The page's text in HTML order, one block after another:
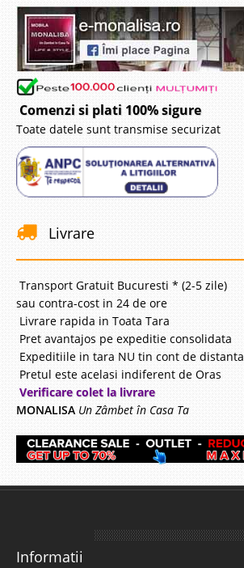
Comenzi si plati 100% sigure
Toate datele sunt transmise securizat
Livrare
Transport Gratuit Bucuresti * (2-5 zile)
sau contra-cost in 24 de ore
Livrare rapida in Toata Tara
Pret avantajos pe expeditie consolidata
Expeditiile in tara NU tin cont de distanta
Pretul este acelasi indiferent de Oras
Verificare colet la livrare
MONALISA Un Zâmbet în Casa Ta
Informatii